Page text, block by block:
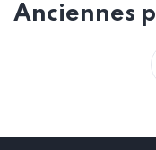
Anciennes